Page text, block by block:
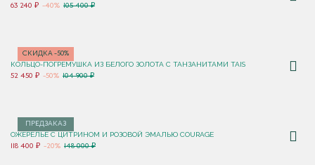
63 240 ₽ -40% 105 400 ₽
СКИДКА -50%
КОЛЬЦО-ПОГРЕМУШКА ИЗ БЕЛОГО ЗОЛОТА С ТАНЗАНИТАМИ TAIS
52 450 ₽ -50% 104 900 ₽
ПРЕДЗАКАЗ
ОЖЕРЕЛЬЕ С ЦИТРИНОМ И РОЗОВОЙ ЭМАЛЬЮ COURAGE
118 400 ₽ -20% 148 000 ₽